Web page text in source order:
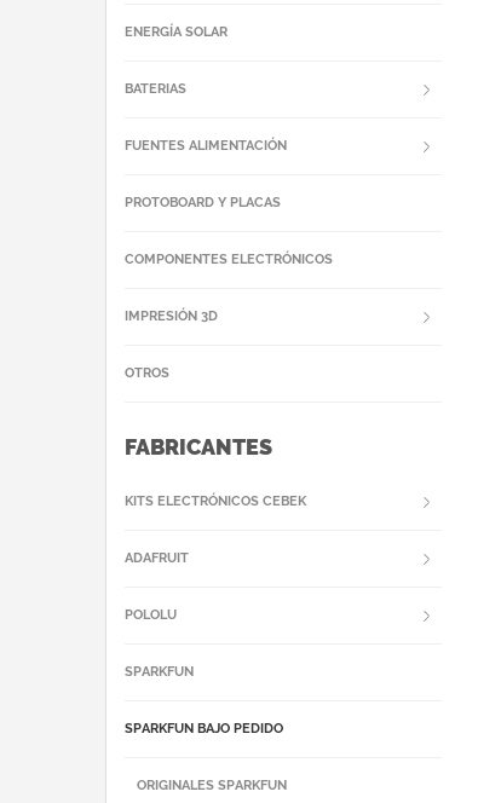
ENERGÍA SOLAR
BATERIAS
FUENTES ALIMENTACIÓN
PROTOBOARD Y PLACAS
COMPONENTES ELECTRÓNICOS
IMPRESIÓN 3D
OTROS
FABRICANTES
KITS ELECTRÓNICOS CEBEK
ADAFRUIT
POLOLU
SPARKFUN
SPARKFUN BAJO PEDIDO
ORIGINALES SPARKFUN